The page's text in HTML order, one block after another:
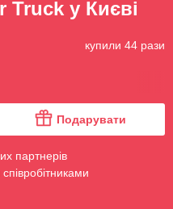
Truck у Києві
купили 44 рази
Подарувати
партнерів